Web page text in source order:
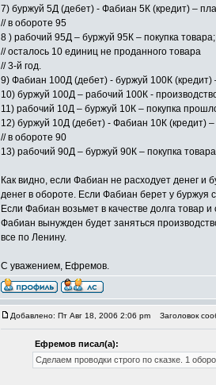
7) буржуй 5Д (дебет) - Фабиан 5К (кредит) –
// в обороте 95
8 ) рабочий 95Д – буржуй 95К – покупка товара;
// осталось 10 единиц не проданного товара
// 3-й год.
9) Фабиан 100Д (дебет) - буржуй 100К (кредит)
10) буржуй 100Д – рабочий 100К -
11) рабочий 10Д – буржуй 10К – покупка
12) буржуй 10Д (дебет) - Фабиан 10К (кредит)
// в обороте 90
13) рабочий 90Д – буржуй 90К – покупка
Как видно, если Фабиан не расходует денег и
денег в обороте. Если Фабиан берет у буржуя
Если Фабиан возьмет в качестве долга товар
Фабиан вынужден будет заняться
все по Ленину.
С уважением, Ефремов.
Добавлено: Пт Авг 18, 2006 2:06 pm Заголовок
Ефремов писал(а):
Сделаем проводки строго по сказке. 1